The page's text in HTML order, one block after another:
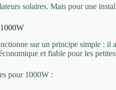
solaires. Mais pour une
sur un principe simple : il
et fiable pour les
pour 1000W :